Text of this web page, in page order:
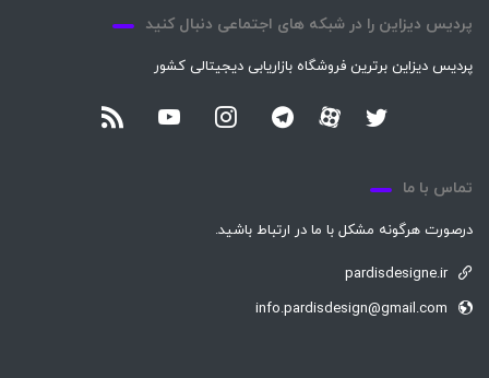
پردیس دیزاین را در شبکه های اجتماعی دنبال کنید
پردیس دیزاین برترین فروشگاه بازاریابی دیجیتالی کشور
تماس با ما
درصورت هرگونه مشکل با ما در ارتباط باشید.
pardisdesigne.ir
info.pardisdesign@gmail.com